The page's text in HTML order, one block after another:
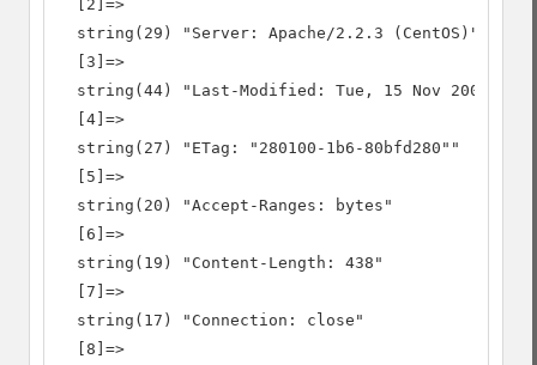
  [2]=>
  string(29) "Server: Apache/2.2.3 (CentOS)"
  [3]=>
string(44) "Last-Modified: Tue, 15 Nov 2005
  [4]=>
  string(27) "ETag: "280100-1b6-80bfd280""
  [5]=>
  string(20) "Accept-Ranges: bytes"
  [6]=>
  string(19) "Content-Length: 438"
  [7]=>
  string(17) "Connection: close"
  [8]=>